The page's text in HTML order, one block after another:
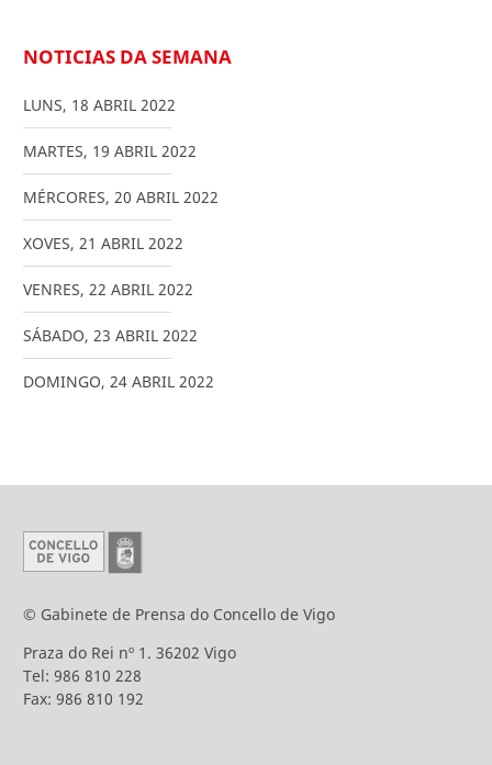
NOTICIAS DA SEMANA
LUNS, 18 ABRIL 2022
MARTES, 19 ABRIL 2022
MÉRCORES, 20 ABRIL 2022
XOVES, 21 ABRIL 2022
VENRES, 22 ABRIL 2022
SÁBADO, 23 ABRIL 2022
DOMINGO, 24 ABRIL 2022
© Gabinete de Prensa do Concello de Vigo
Praza do Rei nº 1. 36202 Vigo
Tel: 986 810 228
Fax: 986 810 192